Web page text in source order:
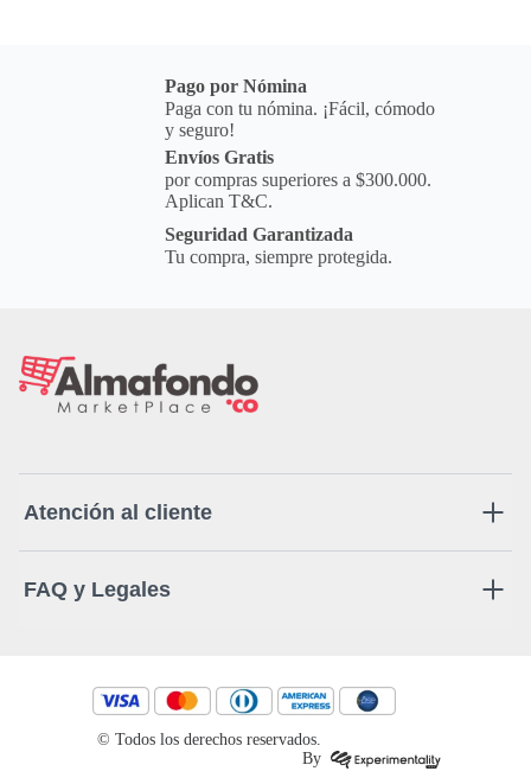
Pago por Nómina
Paga con tu nómina. ¡Fácil, cómodo
y seguro!
Envíos Gratis
por compras superiores a $300.000.
Aplican T&C.
Seguridad Garantizada
Tu compra, siempre protegida.
Atención al cliente
FAQ y Legales
© Todos los derechos reservados.
By